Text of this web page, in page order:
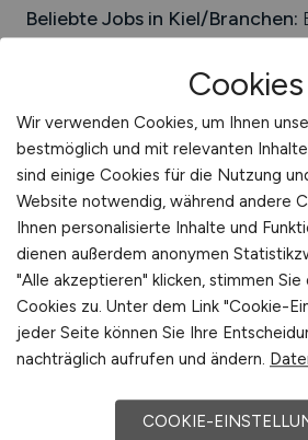
Beliebte Jobs in Kiel/Branchen:
Logistik, IT, Meeresforschung
Medizin und Medizintechnik,
Pharmazie, produzierendes
Wirtschaft, Dienstleistungen,
Kreativwirtschaft, Energietechnik,
Gesundheitswirtschaft
Beliebte Arbeitgeber in
Kiel,
Jobangebote bieten
GmbH, NEW YORKER Group-
GmbH & Co. KG,
Raytheon Anschütz GmbH, Elac
GmbH, Stena Line GmbH & Co.
LaserSoft Imaging AG,
Druckmaschinen AG, Schenker
GmbH, Caterpillar Motoren
Cookies
Wir verwenden Cookies, um Ihnen
bestmöglich und mit relevanten
sind einige Cookies für die Nutzung
Website notwendig, während andere
Ihnen personalisierte Inhalte und
dienen außerdem anonymen
"Alle akzeptieren" klicken, stimmen
Cookies zu. Unter dem Link "Cookie-
jeder Seite können Sie Ihre
nachträglich aufrufen und ändern.
COOKIE-